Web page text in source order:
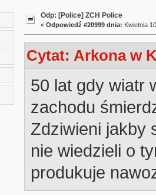
Odp: [Police] ZCH Police
« Odpowiedź #20999 dnia: Kwietnia
Cytat: Arkona w
50 lat gdy wiatr
zachodu
Zdziwieni jakby
nie wiedzieli o
produkuje